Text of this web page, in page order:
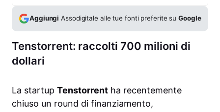
Aggiungi Assodigitale alle tue fonti preferite suGoogle
Tenstorrent: raccolti 700 milioni di
dollari
La startup Tenstorrent ha recentemente
chiuso un round di finanziamento,